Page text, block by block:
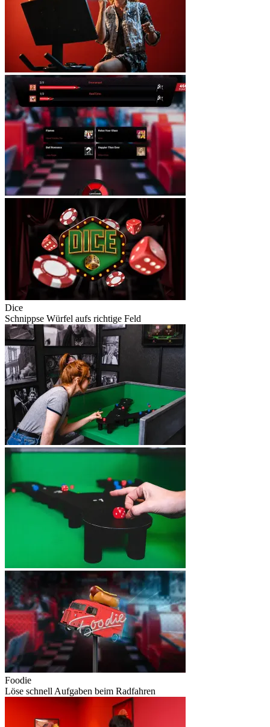
Dice
Schnippse Würfel aufs richtige Feld
Foodie
Löse schnell Aufgaben beim Radfahren